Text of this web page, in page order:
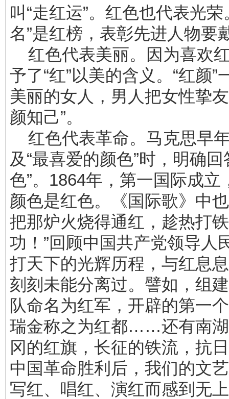
叫“走红运”。红色也代表光荣
名”是红榜，表彰先进人物要
红色代表美丽。因为喜欢
予了“红”以美的含义。“红颜”
美丽的女人，男人把女性挚
颜知己”。
红色代表革命。马克思早
及“最喜爱的颜色”时，明确回
色”。1864年，第一国际成立
颜色是红色。《国际歌》中
把那炉火烧得通红，趁热打
功！”回顾中国共产党领导人
打天下的光辉历程，与红息
刻刻未能分离过。譬如，组
队命名为红军，开辟的第一
瑞金称之为红都……还有南
冈的红旗，长征的铁流，抗
中国革命胜利后，我们的文
写红、唱红、演红而感到无